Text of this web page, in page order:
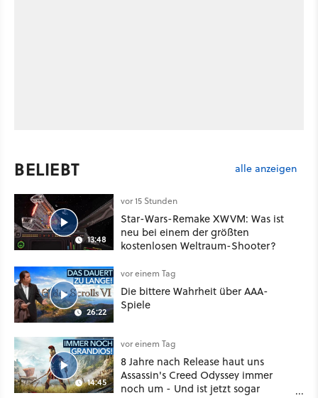
BELIEBT alle anzeigen
13:48
vor 15 Stunden
Star-Wars-Remake XWVM: Was ist
neu bei einem der größten
kostenlosen Weltraum-Shooter?
26:22
vor einem Tag
Die bittere Wahrheit über AAA-
Spiele
14:45
vor einem Tag
8 Jahre nach Release haut uns
Assassin's Creed Odyssey immer
noch um - Und ist jetzt sogar